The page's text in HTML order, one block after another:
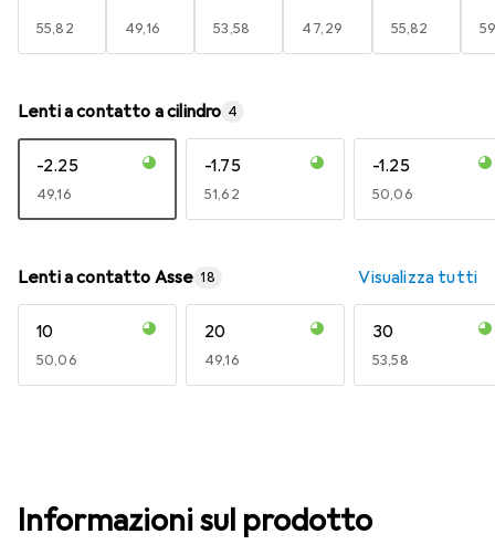
EUR
55,82 EUR
49,16 EUR
53,58 EUR
47,29 EUR
55,82
Lenti a contatto a cilindro 4
-2.25
EUR
49,16
-1.75
EUR
51,62
-1.25
EUR
50,06
Lenti a contatto Asse 18 Visualizza tutti
10
EUR
50,06
20
EUR
49,16
30
EUR
53,58
Informazioni sul prodotto